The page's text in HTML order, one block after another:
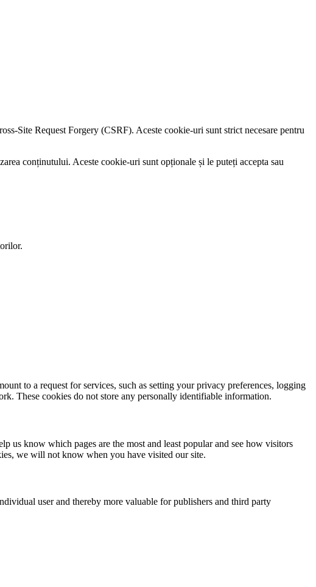
Site Request Forgery (CSRF). Aceste cookie-uri sunt strict necesare pentru
conținutului. Aceste cookie-uri sunt opționale și le puteți accepta sau
to a request for services, such as setting your privacy preferences, logging
These cookies do not store any personally identifiable information.
us know which pages are the most and least popular and see how visitors
we will not know when you have visited our site.
user and thereby more valuable for publishers and third party